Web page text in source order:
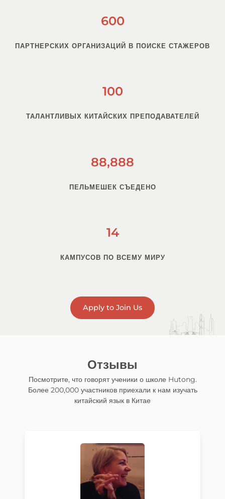
600
ПАРТНЕРСКИХ ОРГАНИЗАЦИЙ В ПОИСКЕ СТАЖЕРОВ
100
ТАЛАНТЛИВЫХ КИТАЙСКИХ ПРЕПОДАВАТЕЛЕЙ
88,888
ПЕЛЬМЕШЕК СЪЕДЕНО
14
КАМПУСОВ ПО ВСЕМУ МИРУ
Apply to Join Us
Отзывы
Посмотрите, что говорят ученики о школе Hutong.
Более 200,000 участников приехали к нам изучать
китайский язык в Китае